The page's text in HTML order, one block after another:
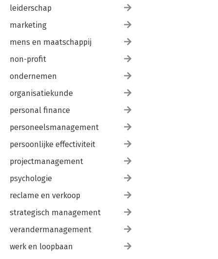
leiderschap
marketing
mens en maatschappij
non-profit
ondernemen
organisatiekunde
personal finance
personeelsmanagement
persoonlijke effectiviteit
projectmanagement
psychologie
reclame en verkoop
strategisch management
verandermanagement
werk en loopbaan